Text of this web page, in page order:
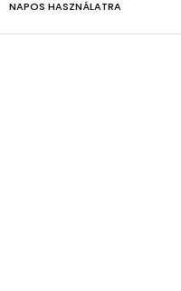
NAPOS HASZNÁLATRA